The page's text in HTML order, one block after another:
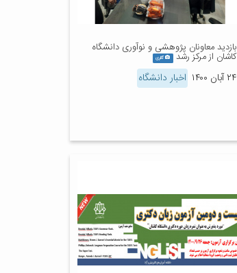
بازدید معاونان پژوهشی و نوآوری دانشگاه
کاشان از مرکز رشد گالری
۲۴ آبان ۱۴۰۰ اخبار دانشگاه